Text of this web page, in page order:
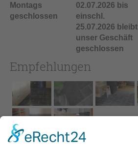
Montags
geschlossen
02.07.2026 bis
einschl.
25.07.2026 bleibt
unser Geschäft
geschlossen
Empfehlungen